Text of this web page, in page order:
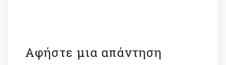
Αφήστε μια απάντηση